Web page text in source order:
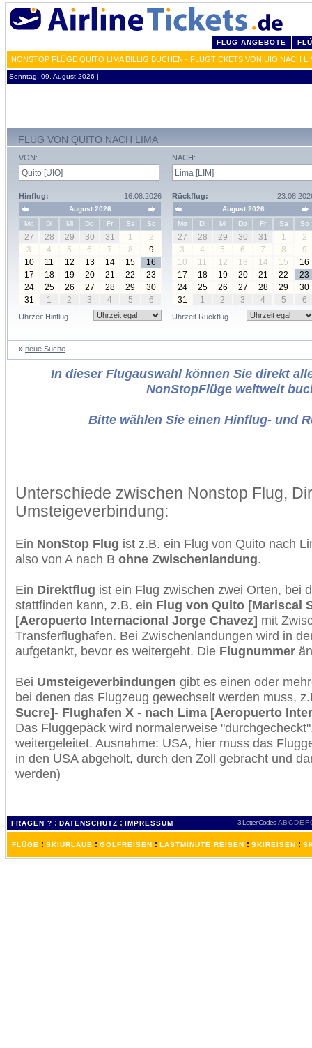
FLUG ANGEBOTE
NONSTOP FLÜGE QUITO LIMA BILLIG BUCHEN - FLUGTICKETS VON UIO NACH
Sonntag, 09. August 2026 ¦
FLUG VON QUITO NACH LIMA
VON:
Hinflug: 16.08.2026
August 2026
Mo
Di Mi Do Fr Sa So
27 28 29 30 31 1
2
3
4 5 6 7 8
9
10
11 12 13 14 15
16
17
18 19 20 21 22
23
24
25 26 27 28 29
30
31
1 2 3 4 5 6
Uhrzeit Hinflug
NACH:
Rückflug:
August 2026
Mo
Di Mi Do Fr Sa So
27 28 29 30 31 1
2
3
4 5 6 7 8
9
10
11 12 13 14 15
16
17
18 19 20 21 22
23
24
25 26 27 28 29
30
31
1 2 3 4 5 6
Uhrzeit Rückflug
» neue Suche
In dieser Flugauswahl können Sie direkt
NonStopFlüge weltweit
Bitte wählen Sie einen Hinflug- und
Unterschiede zwischen Nonstop Flug,
Umsteigeverbindung:
Ein NonStop Flug ist z.B. ein Flug von Quito nach
also von A nach B ohne Zwischenlandung.
Ein Direktflug ist ein Flug zwischen zwei Orten, bei
stattfinden kann, z.B. ein Flug von Quito [Mariscal
[Aeropuerto Internacional Jorge Chavez] mit
Transferflughafen. Bei Zwischenlandungen wird in
aufgetankt, bevor es weitergeht. Die Flugnummer
Bei Umsteigeverbindungen gibt es einen oder
bei denen das Flugzeug gewechselt werden muss,
Sucre]- Flughafen X - nach Lima [Aeropuerto
Das Fluggepäck wird normalerweise
weitergeleitet. Ausnahme: USA, hier muss das
in den USA abgeholt, durch den Zoll gebracht und
werden)
FRAGEN ? : DATENSCHUTZ : IMPRESSUM 3 Letter-Codes ABCDEF
FLÜGE : SKIURLAUB : GOLFREISEN : LASTMINUTE REISEN : SKIREISEN :